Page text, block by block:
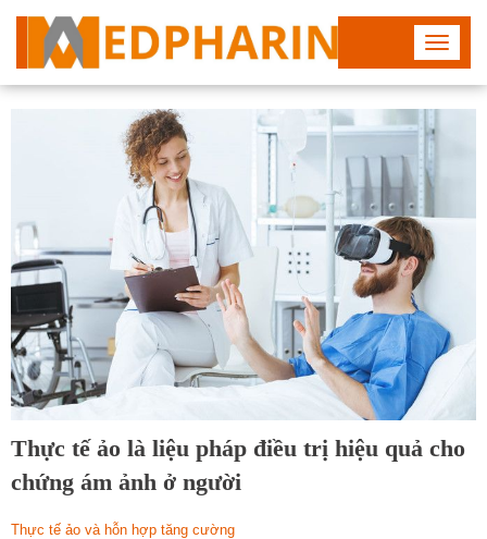
Toggle
Thực tế ảo là liệu pháp điều trị hiệu quả cho
chứng ám ảnh ở người
Thực tế ảo và hỗn hợp tăng cường